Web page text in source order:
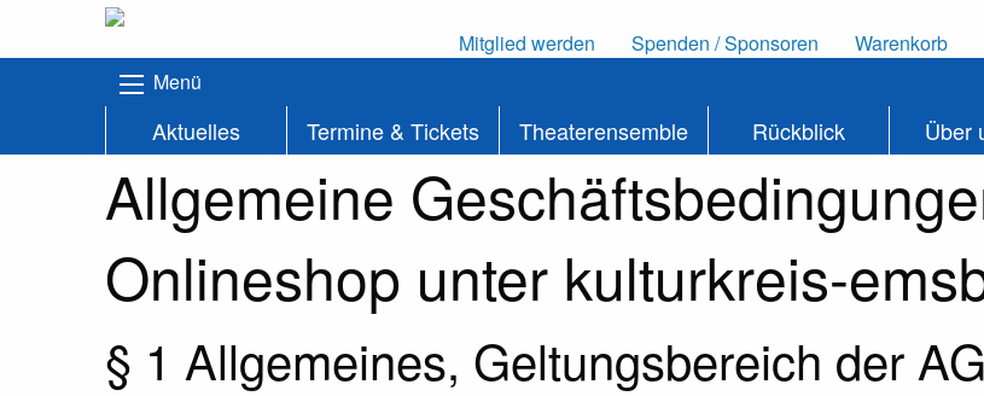
Mitglied werden Spenden / Sponsoren
Warenkorb
Menü
Aktuelles Termine & Tickets Theaterensemble Rückblick Über
Allgemeine
Onlineshop unter kulturkreis-
§ 1 Allgemeines, Geltungsbereich der